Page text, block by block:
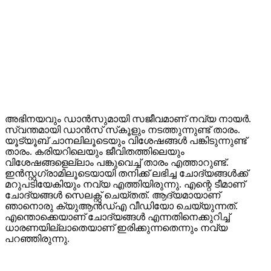
അഭിനയവും ഡാന്‍സുമായി സജീവമാണ് നവ്യ നായര്‍.
സ്വന്തമായി ഡാന്‍സ് സ്‌കൂളും നടത്തുന്നുണ്ട് താരം.
യൂട്യൂബ് ചാനലിലൂടെയും വിശേഷങ്ങള്‍ പങ്കിടുന്നുണ്ട്
താരം. കരിയറിലെയും ജീവിതത്തിലെയും
വിശേഷങ്ങളെല്ലാം പങ്കുവെച്ച് താരം എത്താറുണ്ട്.
ഇന്‍സ്റ്റഗ്രാമിലൂടെയായി തനിക്ക് ലഭിച്ച ചോദ്യങ്ങള്‍ക്ക്
മറുപടിയേകിയും നവ്യ എത്തിയിരുന്നു. എന്റെ ടീമാണ്
ചോദ്യങ്ങള്‍ സെലക്റ്റ് ചെയ്തത്. ആദ്യമായാണ്
ഞാനൊരു ക്യുആന്‍ഡ്എ വീഡിയോ ചെയ്യുന്നത്.
എന്തൊക്കെയാണ് ചോദ്യങ്ങള്‍ എന്നതിനെക്കുറിച്ച്
ധാരണയില്ലാതെയാണ് ഇരിക്കുന്നതെന്നും നവ്യ
പറഞ്ഞിരുന്നു.